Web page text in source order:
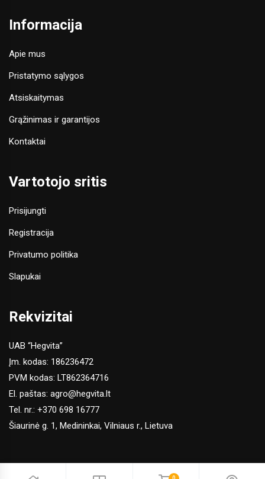
Informacija
Apie mus
Pristatymo sąlygos
Atsiskaitymas
Grąžinimas ir garantijos
Kontaktai
Vartotojo sritis
Prisijungti
Registracija
Privatumo politika
Slapukai
Rekvizitai
UAB “Hegvita”
Įm. kodas: 186236472
PVM kodas: LT862364716
El. paštas: agro@hegvita.lt
Tel. nr.: +370 698 16777
Šiaurinė g. 1, Medininkai, Vilniaus r., Lietuva